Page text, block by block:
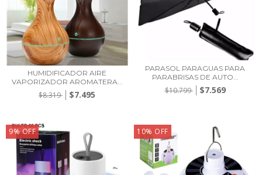
HUMIDIFICADOR AIRE
VAPORIZADOR AROMATERA...
$8.319 $7.495
PARASOL PARAGUAS PARA
PARABRISAS DE AUTO...
$10.799 $7.569
9% OFF 10% OFF